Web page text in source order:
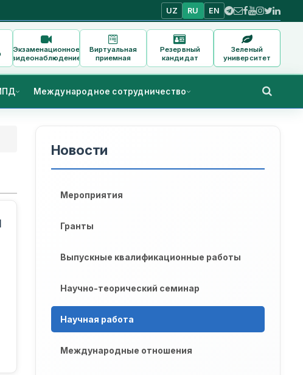
UZ RU EN
Экзаменационное
видеонаблюдение
Виртуальная
приемная
Резервный
кандидат
Зеленый
университет
Международное сотрудничество
Новости
Мероприятия
Гранты
Выпускные квалификационные работы
Научно-теорический семинар
Научная работа
Международные отношения